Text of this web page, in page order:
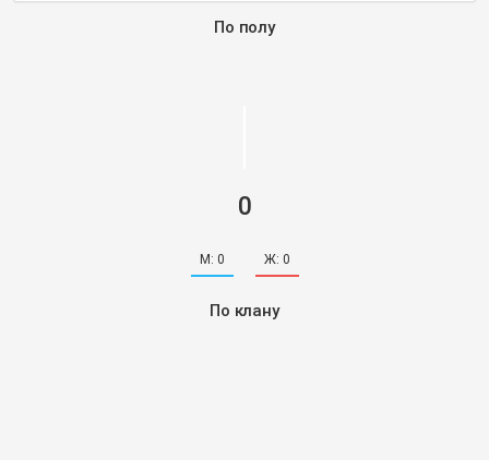
По полу
0
М: 0 Ж: 0
По клану